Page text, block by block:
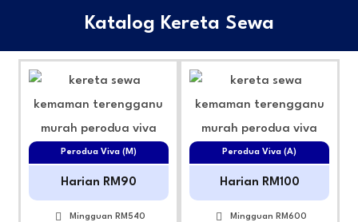
Katalog Kereta Sewa
Perodua Viva (M)
Harian RM90
Mingguan RM540
Perodua Viva (A)
Harian RM100
Mingguan RM600